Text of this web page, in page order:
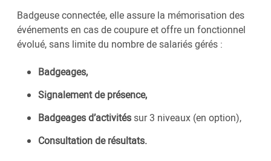
Badgeuse connectée, elle assure la mémorisation des
événements en cas de coupure et offre un fonctionnel
évolué, sans limite du nombre de salariés gérés :
Badgeages,
Signalement de présence,
Badgeages d’activitéssur 3 niveaux (en option),
Consultation de résultats.